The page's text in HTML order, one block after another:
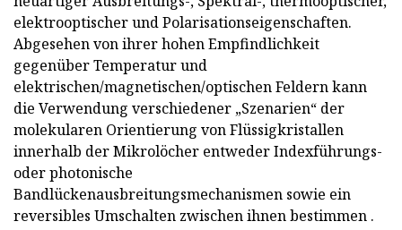
elektrooptischer und Polarisationseigenschaften.
Abgesehen von ihrer hohen Empfindlichkeit
gegenüber Temperatur und
elektrischen/magnetischen/optischen Feldern kann
die Verwendung verschiedener „Szenarien“ der
molekularen Orientierung von Flüssigkristallen
innerhalb der Mikrolöcher entweder Indexführungs-
oder photonische
Bandlückenausbreitungsmechanismen sowie ein
reversibles Umschalten zwischen ihnen bestimmen .